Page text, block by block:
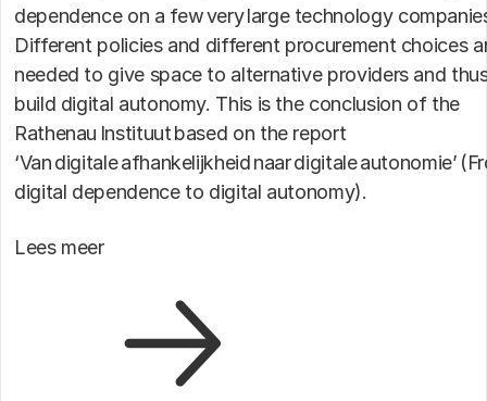
dependence on a few very large technology
Different policies and different procurement choices
needed to give space to alternative providers and
build digital autonomy. This is the conclusion of the
Rathenau Instituut based on the report
‘Van digitale afhankelijkheid naar digitale autonomie’
digital dependence to digital autonomy).
Lees meer